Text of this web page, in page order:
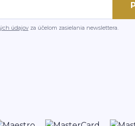
údajovza účelom zasielania newslettera.